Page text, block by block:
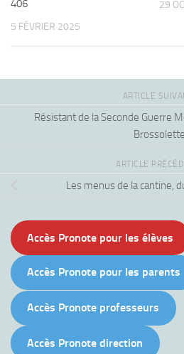
406
5 FÉVRIER 2025
29
ARTICLE
Résistant de la Seconde Guerre
Brossolette
ARTICLE
Les menus de la cantine,
Accès Pronote pour les élèves
Accès Pronote pour les parents
Accès Pronote professeurs
Accès Pronote direction